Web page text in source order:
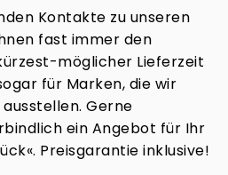
Kontakte zu unseren
fast immer den
möglicher Lieferzeit
für Marken, die wir
Gerne
ein Angebot für Ihr
Preisgarantie inklusive!